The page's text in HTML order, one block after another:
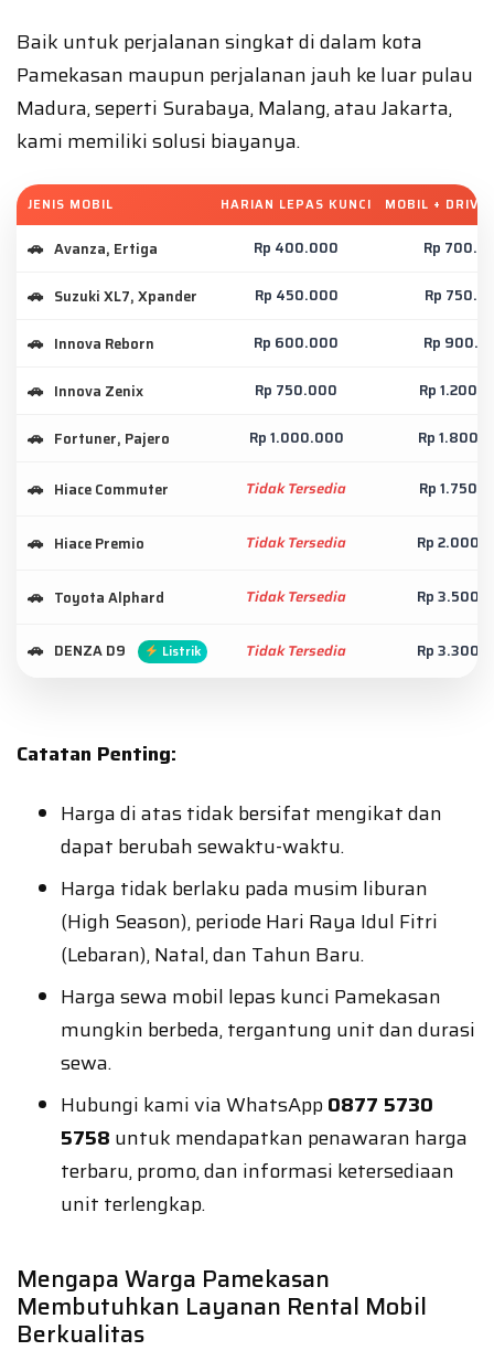
Baik untuk perjalanan singkat di dalam kota
Pamekasan maupun perjalanan jauh ke luar pulau
Madura, seperti Surabaya, Malang, atau Jakarta,
kami memiliki solusi biayanya.
JENIS MOBIL HARIAN LEPAS KUNCI MOBIL +
Avanza, Ertiga Rp 400.000 Rp
Suzuki XL7, Xpander Rp 450.000 Rp
Innova Reborn Rp 600.000 Rp
Innova Zenix Rp 750.000 Rp
Fortuner, Pajero Rp 1.000.000 Rp
Hiace Commuter Tidak Tersedia Rp
Hiace Premio Tidak Tersedia Rp
Toyota Alphard Tidak Tersedia Rp
DENZA D9 Listrik Tidak Tersedia Rp
Catatan Penting:
Harga di atas tidak bersifat mengikat dan
dapat berubah sewaktu-waktu.
Harga tidak berlaku pada musim liburan
(High Season), periode Hari Raya Idul Fitri
(Lebaran), Natal, dan Tahun Baru.
Harga sewa mobil lepas kunci Pamekasan
mungkin berbeda, tergantung unit dan durasi
sewa.
Hubungi kami via WhatsApp0877 5730
5758 untuk mendapatkan penawaran harga
terbaru, promo, dan informasi ketersediaan
unit terlengkap.
Mengapa Warga Pamekasan
Membutuhkan Layanan Rental Mobil
Berkualitas